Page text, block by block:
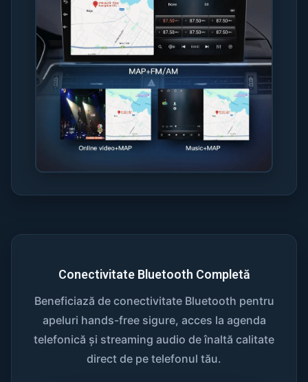
Conectivitate Bluetooth Completă
Beneficiază de conectivitate Bluetooth pentru
apeluri hands-free sigure, acces la agenda
telefonică și streaming audio de înaltă calitate
direct de pe telefonul tău.